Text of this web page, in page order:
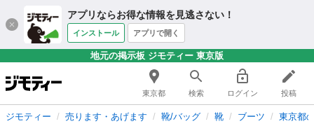
アプリならお得な情報を見逃さない！
インストール アプリで開く
地元の掲示板 ジモティー 東京版
東京都 検索 ログイン 投稿
ジモティー 売ります・あげます 靴/バッグ 靴 ブーツ 東京都